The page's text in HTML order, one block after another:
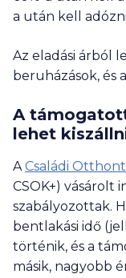
a után kell
Az eladási árból
beruházások, és
A
lehet
ACsaládi
CSOK+) vásárolt
szabályozottak.
bentlakási idő
történik, és a
másik, nagyobb